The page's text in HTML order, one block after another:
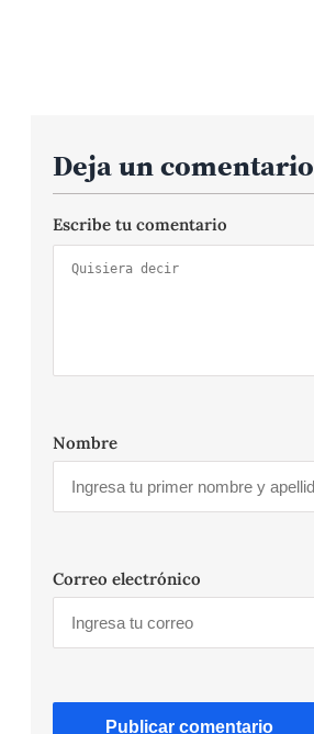
Deja un comentario
Escribe tu comentario
Nombre
Correo electrónico